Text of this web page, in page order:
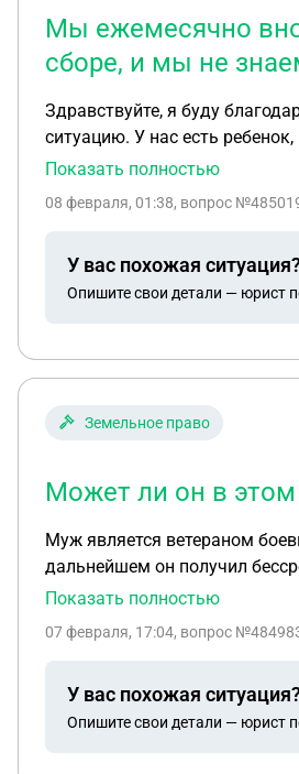
Мы ежемесячно
сборе, и мы не
Здравствуйте, я буду
ситуацию. У нас есть
ответственности. Мы не
Показать полностью
08 февраля, 01:38, вопрос
У вас похожая
Опишите свои детали — юрист
Земельное право
Может ли он в этом
Муж является ветераном
дальнейшем он получил
случае получить еще один
Показать полностью
07 февраля, 17:04, вопрос
У вас похожая
Опишите свои детали — юрист